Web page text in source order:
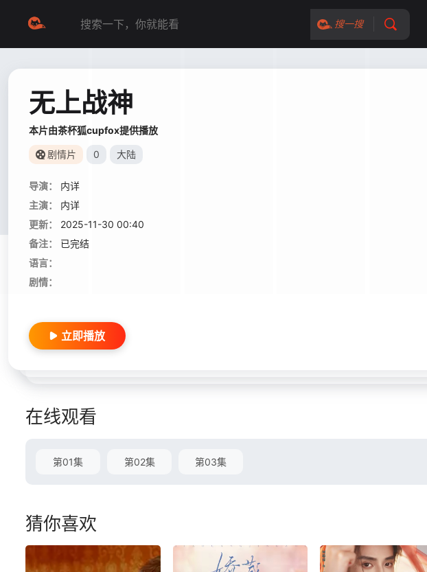
搜一搜
无上战神
本片由茶杯狐cupfox提供播放
剧情片 0 大陆
导演：
内详
主演：
内详
更新：
2025-11-30 00:40
备注：
已完结
语言：
剧情：
立即播放
在线观看
第01集 第02集 第03集
猜你喜欢